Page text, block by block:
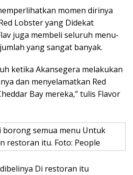
momen dirinya
Lobster yang Didekat
juga membeli seluruh menu-
yang sangat banyak.
ketika Akansegera melakukan
dan menyelamatkan Red
Bay mereka,” tulis Flavor
semua menu Untuk
restoran itu. Foto: People
Di restoran itu